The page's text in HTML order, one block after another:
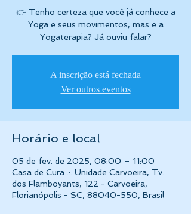
👉 Tenho certeza que você já conhece a
Yoga e seus movimentos, mas e a
Yogaterapia? Já ouviu falar?
A inscrição está fechada
Ver outros eventos
Horário e local
05 de fev. de 2025, 08:00 – 11:00
Casa de Cura .:. Unidade Carvoeira, Tv.
dos Flamboyants, 122 - Carvoeira,
Florianópolis - SC, 88040-550, Brasil